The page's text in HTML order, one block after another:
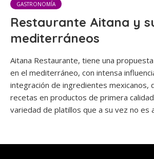
GASTRONOMÍA
Restaurante Aitana y
mediterráneos
Aitana Restaurante, tiene una
en el mediterráneo, con intensa
integración de ingredientes mexicanos,
recetas en productos de primera
variedad de platillos que a su vez no es